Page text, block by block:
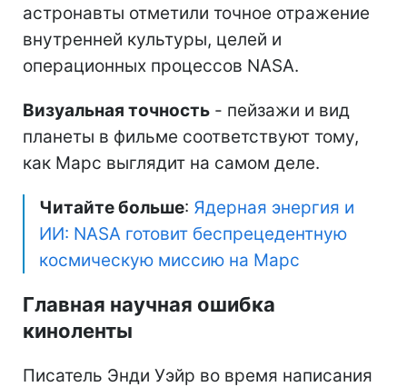
астронавты отметили точное отражение
внутренней культуры, целей и
операционных процессов NASA.
Визуальная точность - пейзажи и вид
планеты в фильме соответствуют тому,
как Марс выглядит на самом деле.
Читайте больше: Ядерная энергия и
ИИ: NASA готовит беспрецедентную
космическую миссию на Марс
Главная научная ошибка
киноленты
Писатель Энди Уэйр во время написания